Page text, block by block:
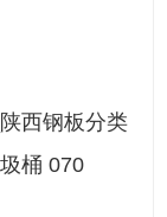
西钢板分类
桶 070